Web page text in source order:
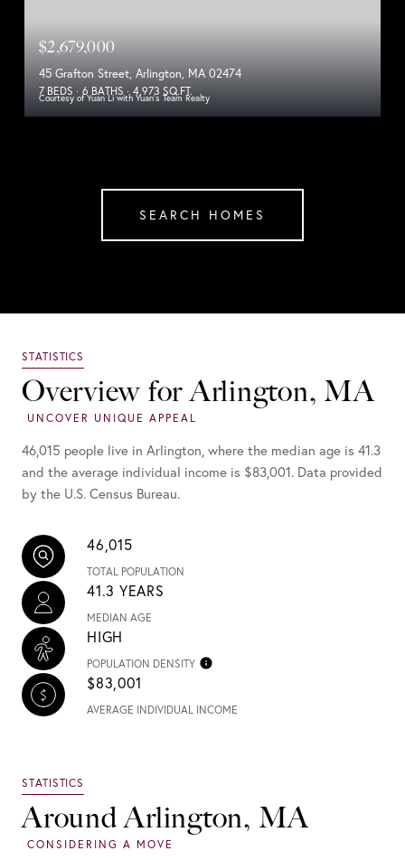
Courtesy of Yuan Li with Yuan's Team Realty
$2,679,000
45 Grafton Street, Arlington, MA 02474
7 BEDS 6 BATHS 4,973 SQ.FT.
SEARCH HOMES
Overview for Arlington, MA
46,015 people live in Arlington, where the median age is 41.3
and the average individual income is $83,001. Data provided
by the U.S. Census Bureau.
46,015
TOTAL POPULATION
41.3 YEARS
MEDIAN AGE
HIGH
POPULATION DENSITY
$83,001
AVERAGE INDIVIDUAL INCOME
Around Arlington, MA